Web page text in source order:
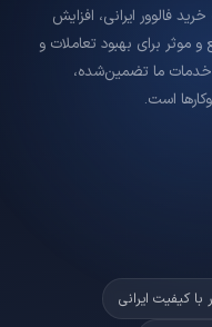
فالوور ایرانی، افزایش
و موثر برای بهبود تعاملات و
خدمات ما تضمین‌شده،
است.
با کیفیت ایرانی